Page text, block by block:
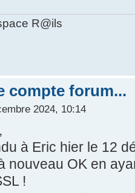
R@ils
compte forum...
2024, 10:14
à Eric hier le 12
nouveau OK en
!